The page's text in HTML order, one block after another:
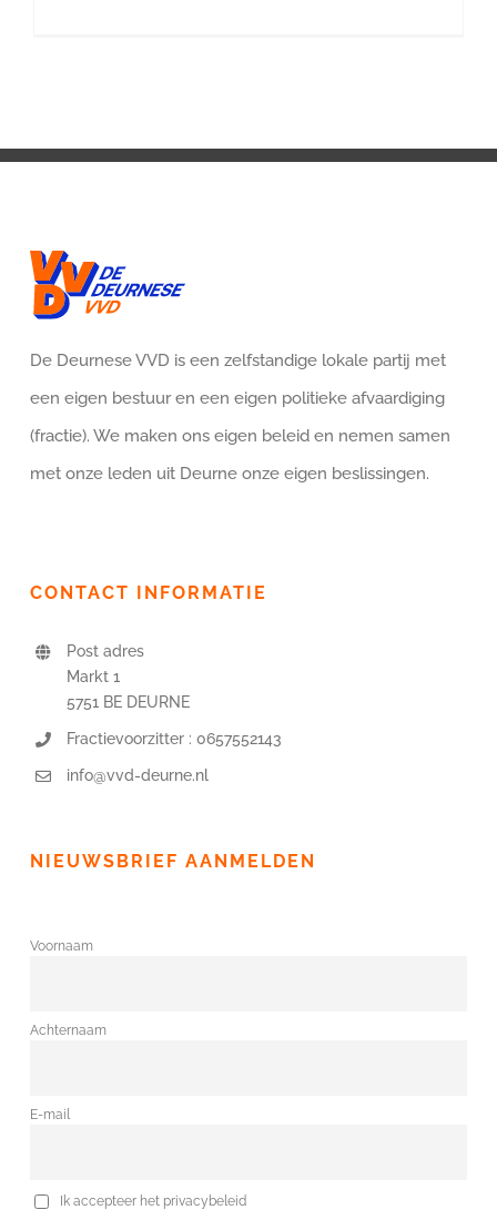
De Deurnese VVD is een zelfstandige lokale partij met
een eigen bestuur en een eigen politieke afvaardiging
(fractie). We maken ons eigen beleid en nemen samen
met onze leden uit Deurne onze eigen beslissingen.
CONTACT INFORMATIE
Post adres
Markt 1
5751 BE DEURNE
Fractievoorzitter : 0657552143
info@vvd-deurne.nl
NIEUWSBRIEF AANMELDEN
Voornaam
Achternaam
E-mail
Ik accepteer het privacybeleid